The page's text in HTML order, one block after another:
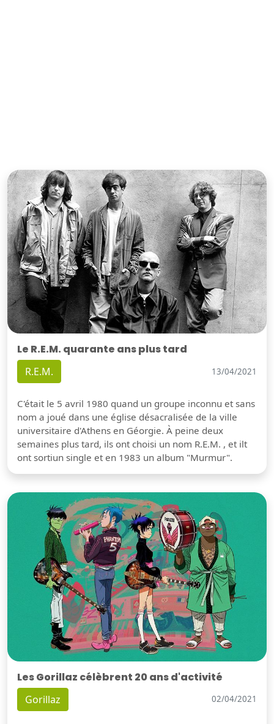
Le R.E.M. quarante ans plus tard
R.E.M. 13/04/2021
C'était le 5 avril 1980 quand un groupe inconnu et sans
nom a joué dans une église désacralisée de la ville
universitaire d'Athens en Géorgie. À peine deux
semaines plus tard, ils ont choisi un nom R.E.M. , et ilt
ont sortiun single et en 1983 un album "Murmur".
Les Gorillaz célèbrent 20 ans d'activité
Gorillaz 02/04/2021